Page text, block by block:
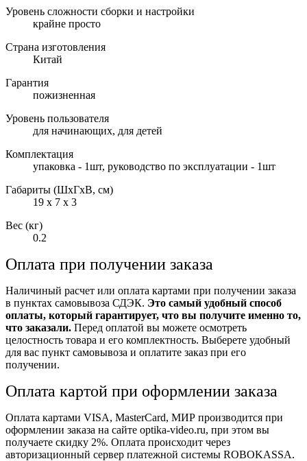
Уровень сложности сборки и настройки
крайне просто
Страна изготовления
Китай
Гарантия
пожизненная
Уровень пользователя
для начинающих, для детей
Комплектация
упаковка - 1шт, руководство по эксплуатации - 1шт
Габариты (ШxГxВ, см)
19 x 7 x 3
Вес (кг)
0.2
Оплата при получении заказа
Наличиный расчет или оплата картами при получении заказа
в пунктах самовывоза СДЭК. Это самый удобный способ
оплаты, который гарантирует, что вы получите именно то,
что заказали. Перед оплатой вы можете осмотреть
целостность товара и его комплектность. Выберете удобный
для вас пункт самовывоза и оплатите заказ при его
получении.
Оплата картой при оформлении заказа
Оплата картами VISA, MasterCard, МИР производится при
оформлении заказа на сайте optika-video.ru, при этом вы
получаете скидку 2%. Оплата происходит через
авторизационный сервер платежной системы ROBOKASSA.